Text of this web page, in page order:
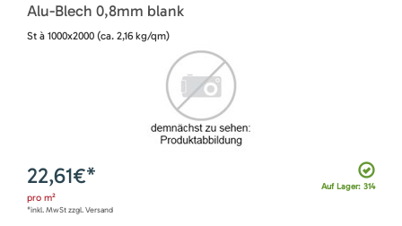
Alu-Blech 0,8mm blank
St à 1000x2000 (ca. 2,16 kg/qm)
Auf Lager: 314
22,61€*
pro m²
*inkl. MwSt zzgl. Versand